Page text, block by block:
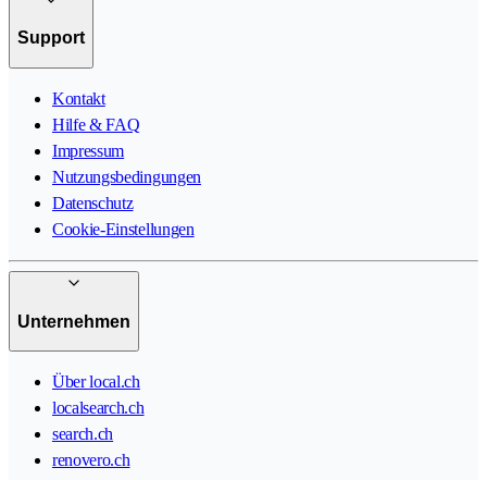
Support
Kontakt
Hilfe & FAQ
Impressum
Nutzungsbedingungen
Datenschutz
Cookie-Einstellungen
Unternehmen
Über local.ch
localsearch.ch
search.ch
renovero.ch